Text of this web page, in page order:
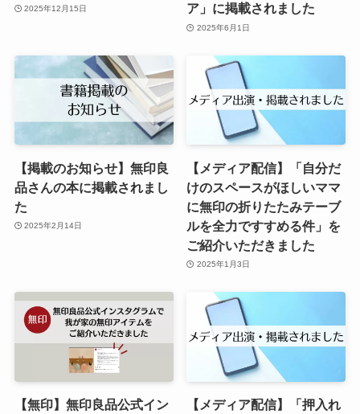
2025年12月15日
ア」に掲載されました
2025年6月1日
【掲載のお知らせ】無印良
品さんの本に掲載されまし
た
2025年2月14日
【メディア配信】「自分だ
けのスペースがほしいママ
に無印の折りたたみテーブ
ルを全力ですすめる件」を
ご紹介いただきました
2025年1月3日
【無印】無印良品公式イン
【メディア配信】「押入れ